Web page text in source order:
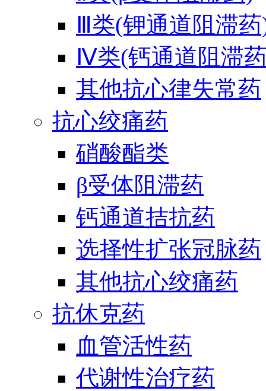
Ⅲ类(钾通道阻滞
Ⅳ类(钙通道阻滞
其他抗心律失常药
抗心绞痛药
硝酸酯类
β受体阻滞药
钙通道拮抗药
选择性扩张冠脉药
其他抗心绞痛药
抗休克药
血管活性药
代谢性治疗药